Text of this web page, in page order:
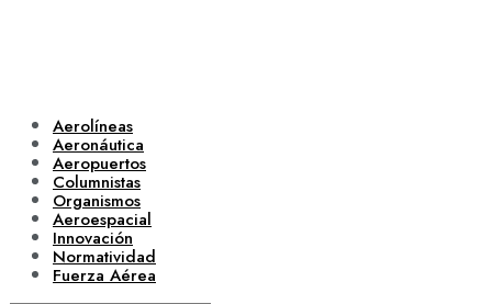
Aerolíneas
Aeronáutica
Aeropuertos
Columnistas
Organismos
Aeroespacial
Innovación
Normatividad
Fuerza Aérea